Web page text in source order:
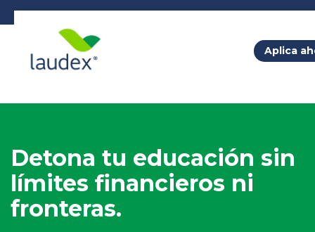
Aplica
Detona tu educación sin
límites financieros ni
fronteras.